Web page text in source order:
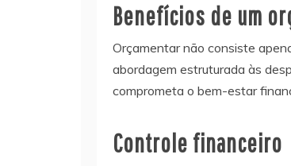
Benefícios de um
Orçamentar não consiste
abordagem estruturada às
comprometa o bem-estar
Controle financeiro